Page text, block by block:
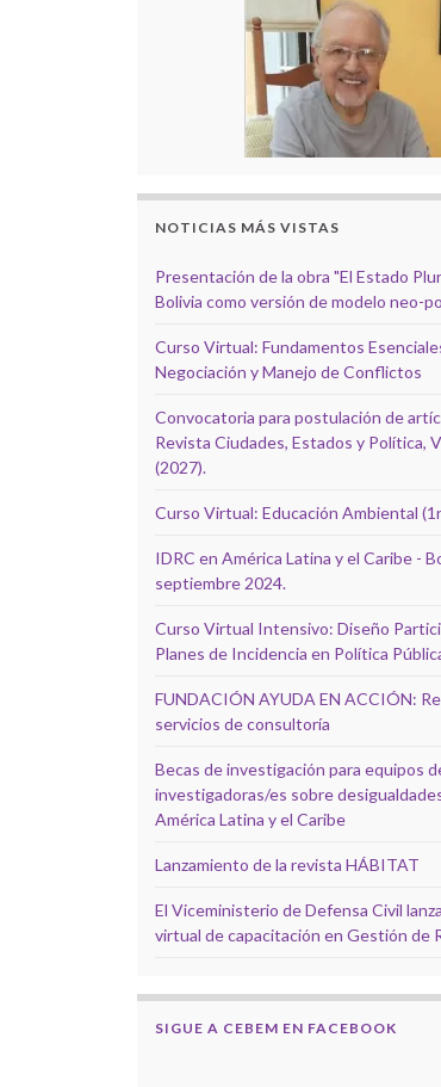
NOTICIAS MÁS VISTAS
Presentación de la obra "El Estado
Bolivia como versión de modelo neo-
Curso Virtual: Fundamentos
Negociación y Manejo de Conflictos
Convocatoria para postulación de
Revista Ciudades, Estados y Política,
(2027).
Curso Virtual: Educación Ambiental
IDRC en América Latina y el Caribe -
septiembre 2024.
Curso Virtual Intensivo: Diseño
Planes de Incidencia en Política
FUNDACIÓN AYUDA EN ACCIÓN:
servicios de consultoría
Becas de investigación para equipos
investigadoras/es sobre
América Latina y el Caribe
Lanzamiento de la revista HÁBITAT
El Viceministerio de Defensa Civil
virtual de capacitación en Gestión de
SIGUE A CEBEM EN FACEBOOK